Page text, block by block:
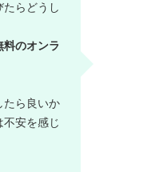
たらどうし
料のオンラ
たら良いか
安を感じ